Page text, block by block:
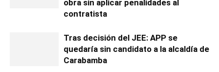
obra sin aplicar penalidades al
contratista
Tras decisión del JEE: APP se
quedaría sin candidato a la alcaldía de
Carabamba